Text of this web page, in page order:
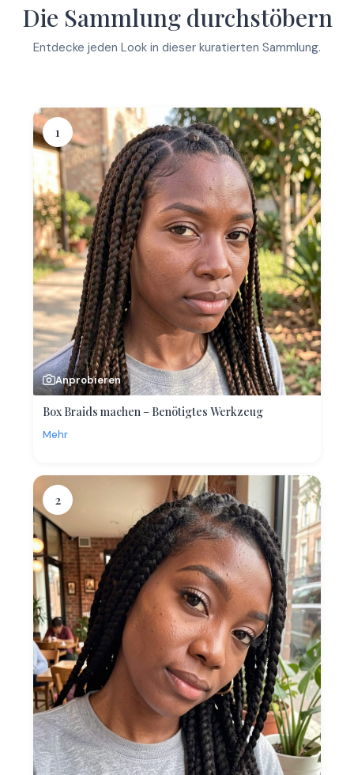
Die Sammlung durchstöbern
Entdecke jeden Look in dieser kuratierten Sammlung.
1
Anprobieren
Box Braids machen – Benötigtes Werkzeug
Mehr
2